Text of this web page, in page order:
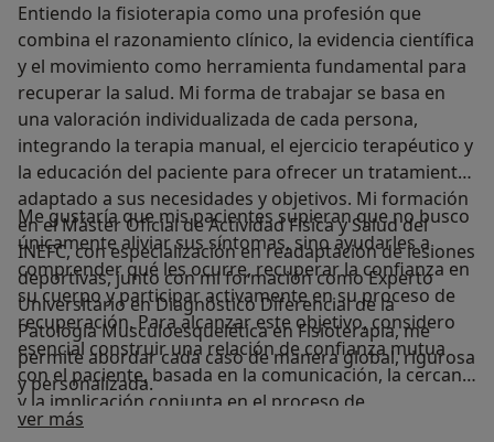
Entiendo la fisioterapia como una profesión que
combina el razonamiento clínico, la evidencia científica
y el movimiento como herramienta fundamental para
recuperar la salud. Mi forma de trabajar se basa en
una valoración individualizada de cada persona,
integrando la terapia manual, el ejercicio terapéutico y
la educación del paciente para ofrecer un tratamiento
adaptado a sus necesidades y objetivos. Mi formación
en el Máster Oficial de Actividad Física y Salud del
INEFC, con especialización en readaptación de lesiones
deportivas, junto con mi formación como Experto
Universitario en Diagnóstico Diferencial de la
Patología Musculoesquelética en Fisioterapia, me
permite abordar cada caso de manera global, rigurosa
y personalizada.
Me gustaría que mis pacientes supieran que no busco
únicamente aliviar sus síntomas, sino ayudarles a
comprender qué les ocurre, recuperar la confianza en
su cuerpo y participar activamente en su proceso de
recuperación. Para alcanzar este objetivo, considero
esencial construir una relación de confianza mutua
con el paciente, basada en la comunicación, la cercanía
y la implicación conjunta en el proceso de
recuperación.
ver más